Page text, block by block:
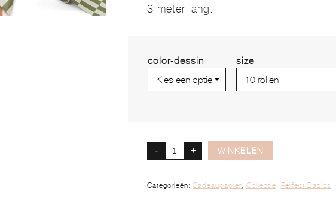
3 meter lang.
color-dessin size
- + WINKELEN
Categorieën:Cadeaupapier, Collectie, Perfect Basics ,